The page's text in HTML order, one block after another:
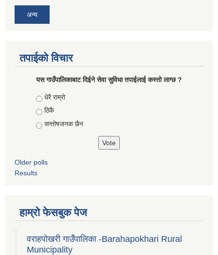
अन्य
तपाईको विचार
यस गाउँपालिकाबाट दिईने सेवा सुविधा तपाईलाई कस्तो लाग्छ ?
Choices
धेरै राम्रो
ठिकै
सन्तोषजनक छैन
Older polls
Results
हाम्रो फेसबुक पेज
वराहपोखरी गाउँपालिका -Barahapokhari Rural
Municipality